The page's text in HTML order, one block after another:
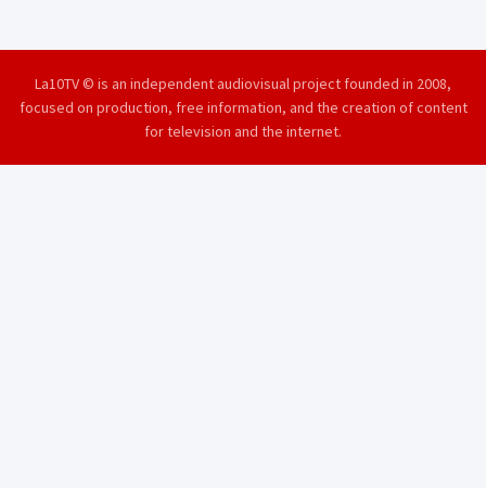
La10TV © is an independent audiovisual project founded in 2008,
focused on production, free information, and the creation of content
for television and the internet.